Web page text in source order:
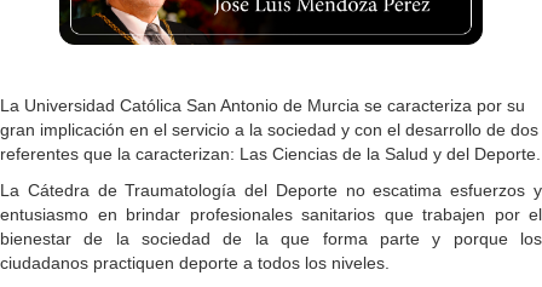
La Universidad Católica San Antonio de Murcia se caracteriza por su
gran implicación en el servicio a la sociedad y con el desarrollo de dos
referentes que la caracterizan: Las Ciencias de la Salud y del Deporte.
La Cátedra de Traumatología del Deporte no escatima esfuerzos y
entusiasmo en brindar profesionales sanitarios que trabajen por el
bienestar de la sociedad de la que forma parte y porque los
ciudadanos practiquen deporte a todos los niveles.